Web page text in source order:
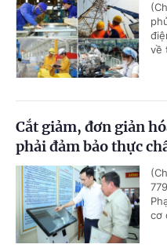
về
Cắt giảm, đơn giản
phải đảm bảo thực
cơ